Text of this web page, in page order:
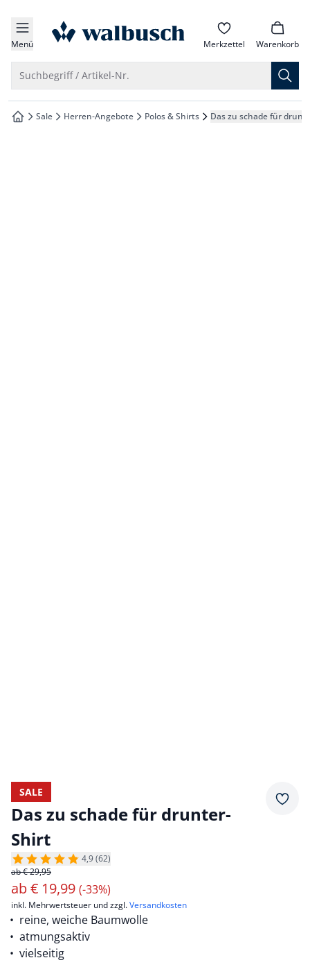
springen
springen
springen
springen
Menü zur Startseite Merkzettel Warenkorb
Suchbegriff / Artikel-Nr.
zur Startseite
Sale Herren-Angebote Polos & Shirts Das zu schade für
SALE
Das zu schade für drunter-
Shirt
4,9 (62)
ab € 29,95
ab€ 19,99 (-33%)
inkl. Mehrwertsteuer und zzgl.Versandkosten
reine, weiche Baumwolle
atmungsaktiv
vielseitig